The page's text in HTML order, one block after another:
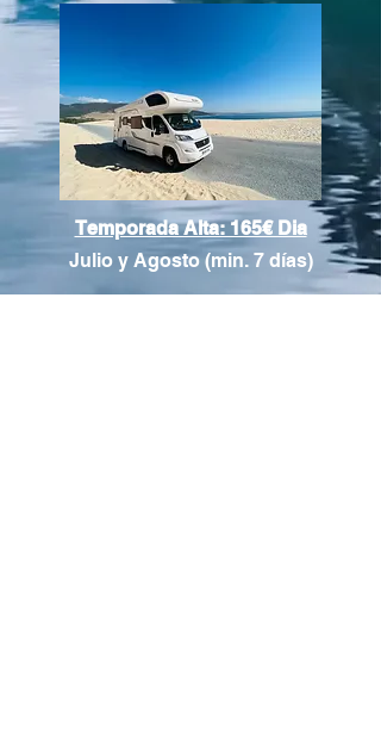
Temporada Alta: 165€ Dia
Julio y Agosto (min. 7 días)